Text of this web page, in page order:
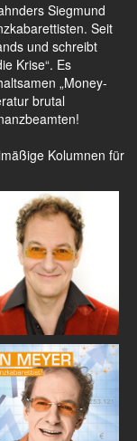
Siegmund
Seit
und schreibt
Krise“. Es
„Money-
brutal
Kolumnen für